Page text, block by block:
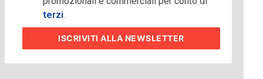
terzi.
ISCRIVITIALLA NEWSLETTER